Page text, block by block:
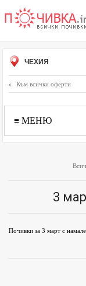
ЧЕХИЯ
Към всички оферти
≡ МЕНЮ
3
Почивки за 3 март с